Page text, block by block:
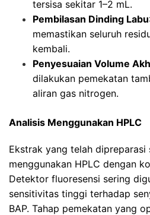
tersisa sekitar 1–2 mL.
Pembilasan Dinding Labu
memastikan seluruh
kembali.
Penyesuaian Volume
dilakukan pemekatan
aliran gas nitrogen.
Analisis Menggunakan HPLC
Ekstrak yang telah dipreparasi
menggunakan HPLC dengan
Detektor fluoresensi sering
sensitivitas tinggi terhadap
BAP. Tahap pemekatan yang